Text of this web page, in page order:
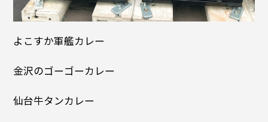
よこすか軍艦カレー
金沢のゴーゴーカレー
仙台牛タンカレー